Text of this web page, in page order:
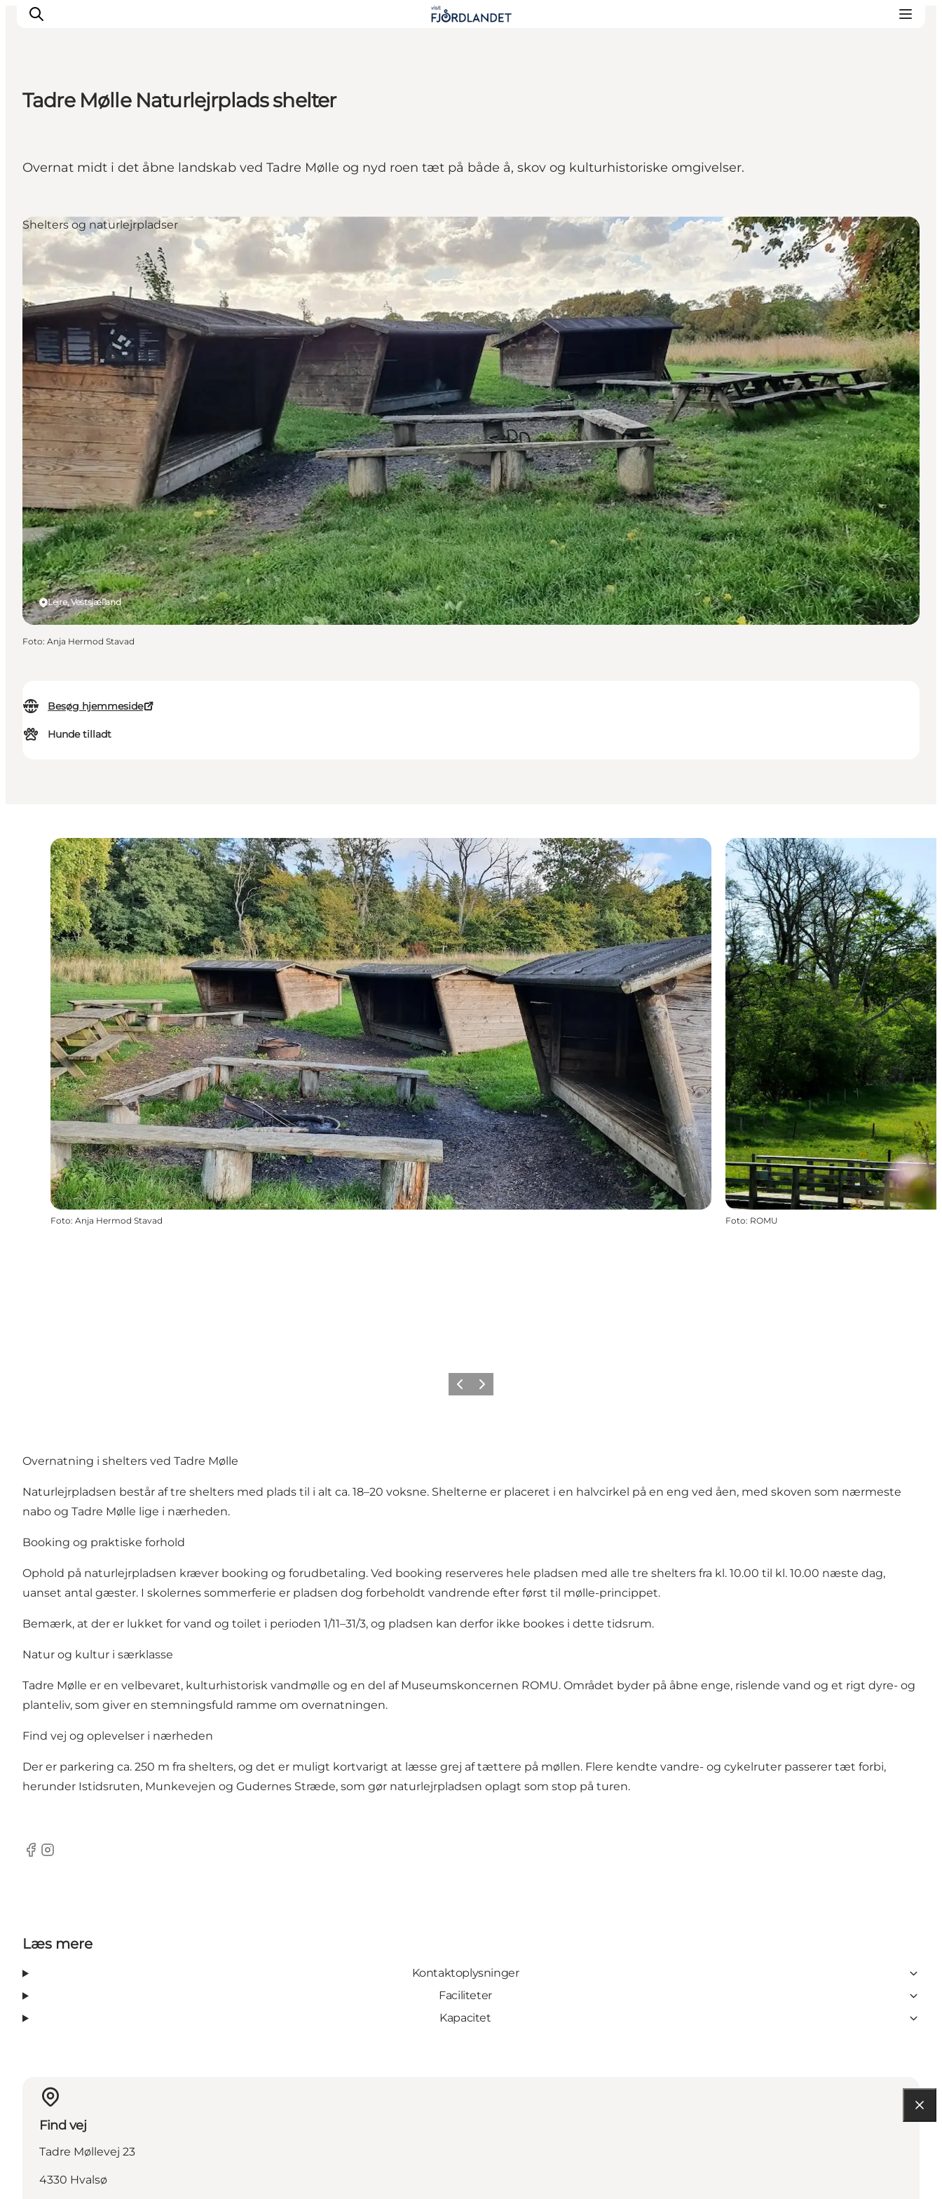
Guides & inspiration
Tadre Mølle Naturlejrplads shelter
Overnat midt i det åbne landskab ved Tadre Mølle og nyd roen tæt på både å, skov og kulturhistoriske omgivelser.
Besøg hjemmeside
Hunde tilladt
Lejre, Vestsjælland
Shelters og naturlejrpladser
Foto: Anja Hermod Stavad
Foto: Anja Hermod Stavad Foto: ROMU
Forrige billede
Næste billede
Overnatning i shelters ved Tadre Mølle
Naturlejrpladsen består af tre shelters med plads til i alt ca. 18–20 voksne. Shelterne er placeret i en halvcirkel på en eng ved åen, med skoven som nærmeste
nabo og Tadre Mølle lige i nærheden.
Booking og praktiske forhold
Ophold på naturlejrpladsen kræver booking og forudbetaling. Ved booking reserveres hele pladsen med alle tre shelters fra kl. 10.00 til kl. 10.00 næste dag,
uanset antal gæster. I skolernes sommerferie er pladsen dog forbeholdt vandrende efter først til mølle-princippet.
Bemærk, at der er lukket for vand og toilet i perioden 1/11–31/3, og pladsen kan derfor ikke bookes i dette tidsrum.
Natur og kultur i særklasse
Tadre Mølle er en velbevaret, kulturhistorisk vandmølle og en del af Museumskoncernen ROMU. Området byder på åbne enge, rislende vand og et rigt dyre- og
planteliv, som giver en stemningsfuld ramme om overnatningen.
Find vej og oplevelser i nærheden
Der er parkering ca. 250 m fra shelters, og det er muligt kortvarigt at læsse grej af tættere på møllen. Flere kendte vandre- og cykelruter passerer tæt forbi,
herunder Istidsruten, Munkevejen og Gudernes Stræde, som gør naturlejrpladsen oplagt som stop på turen.
Facebook
Instagram
Læs mere
Kontaktoplysninger
Faciliteter
Kapacitet
Find vej
Tadre Møllevej 23
4330 Hvalsø